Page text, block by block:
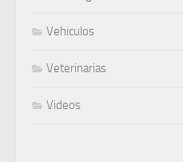
Vehiculos
Veterinarias
Videos